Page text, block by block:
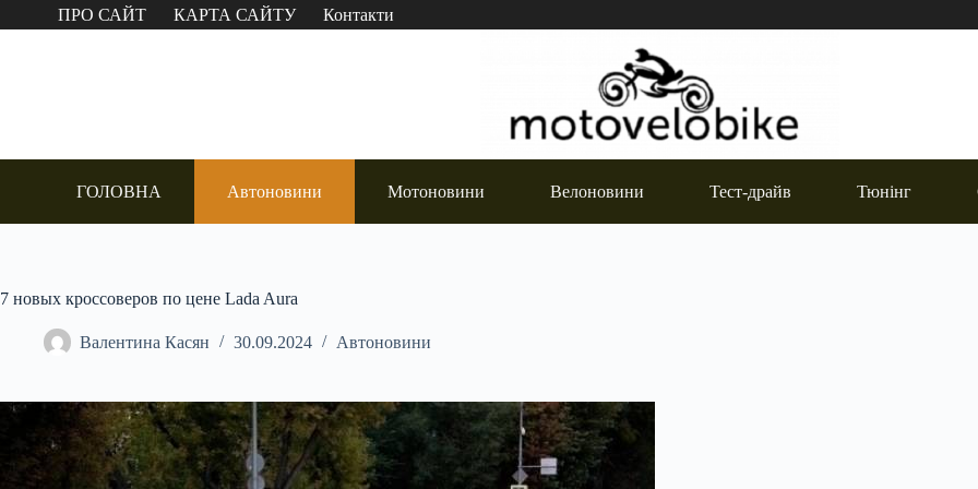
Перейти
до
ПРО САЙТ КАРТА САЙТУ Контакти
ГОЛОВНА Автоновини Мотоновини Велоновини Тест-драйв Тюнінг
7 новых кроссоверов по цене Lada Aura
Валентина Касян 30.09.2024 Автоновини